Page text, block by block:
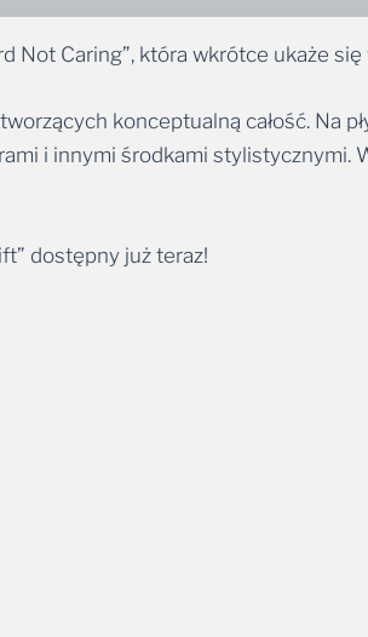
Not Caring”, która wkrótce ukaże
konceptualną całość. Na
i innymi środkami stylistycznymi.
dostępny już teraz!